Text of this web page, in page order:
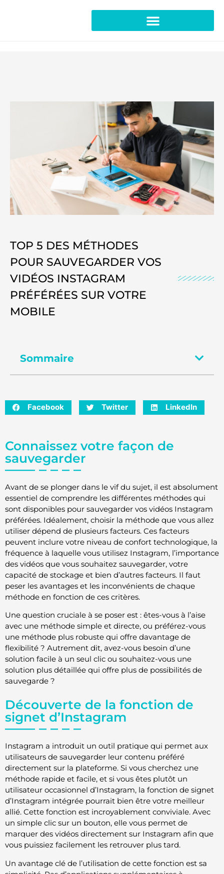
TOP 5 DES MÉTHODES
POUR SAUVEGARDER VOS
VIDÉOS INSTAGRAM
PRÉFÉRÉES SUR VOTRE
MOBILE
Sommaire
Facebook Twitter LinkedIn
Connaissez votre façon de
sauvegarder
Avant de se plonger dans le vif du sujet, il est absolument
essentiel de comprendre les différentes méthodes qui
sont disponibles pour sauvegarder vos vidéos Instagram
préférées. Idéalement, choisir la méthode que vous allez
utiliser dépend de plusieurs facteurs. Ces facteurs
peuvent inclure votre niveau de confort technologique, la
fréquence à laquelle vous utilisez Instagram, l’importance
des vidéos que vous souhaitez sauvegarder, votre
capacité de stockage et bien d’autres facteurs. Il faut
peser les avantages et les inconvénients de chaque
méthode en fonction de ces critères.
Une question cruciale à se poser est : êtes-vous à l’aise
avec une méthode simple et directe, ou préférez-vous
une méthode plus robuste qui offre davantage de
flexibilité ? Autrement dit, avez-vous besoin d’une
solution facile à un seul clic ou souhaitez-vous une
solution plus détaillée qui offre plus de possibilités de
sauvegarde ?
Découverte de la fonction de
signet d’Instagram
Instagram a introduit un outil pratique qui permet aux
utilisateurs de sauvegarder leur contenu préféré
directement sur la plateforme. Si vous cherchez une
méthode rapide et facile, et si vous êtes plutôt un
utilisateur occasionnel d’Instagram, la fonction de signet
d’Instagram intégrée pourrait bien être votre meilleur
allié. Cette fonction est incroyablement conviviale. Avec
un simple clic sur un bouton, elle vous permet de
marquer des vidéos directement sur Instagram afin que
vous puissiez facilement les retrouver plus tard.
Un avantage clé de l’utilisation de cette fonction est sa